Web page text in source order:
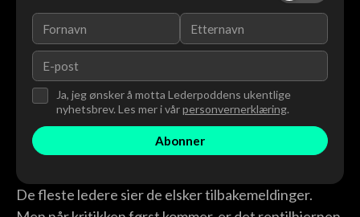
Ja, jeg ønsker å motta Lederpoddens ukentlige
nyhetsbrev. Les mer i vårpersonvernerklæring.
De fleste ledere sier de elsker tilbakemeldinger.